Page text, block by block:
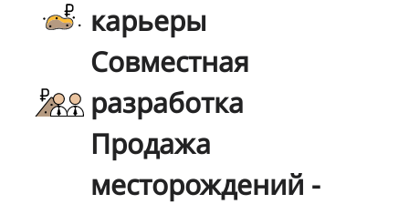
карьеры
Совместная
разработка
Продажа
месторождений -